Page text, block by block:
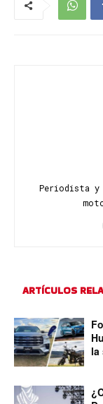
Periodista y
ARTÍCULOS
la